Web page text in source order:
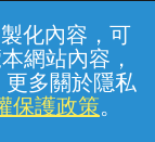
化內容，可
網站內容，
多關於隱私
保護政策。
隱私權保護
分公司